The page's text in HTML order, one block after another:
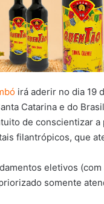
irá aderir no dia 19
Catarina e do
de conscientizar
filantrópicos, que
eletivos
somente